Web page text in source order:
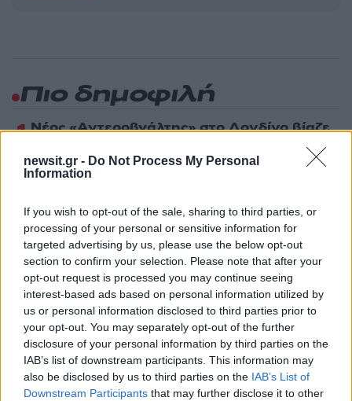
newsit.gr - Do Not Process My Personal
Information
If you wish to opt-out of the sale, sharing to third parties, or
processing of your personal or sensitive information for
targeted advertising by us, please use the below opt-out
section to confirm your selection. Please note that after your
opt-out request is processed you may continue seeing
interest-based ads based on personal information utilized by
us or personal information disclosed to third parties prior to
your opt-out. You may separately opt-out of the further
disclosure of your personal information by third parties on the
IAB’s list of downstream participants. This information may
also be disclosed by us to third parties on the IAB’s List of
Downstream Participants that may further disclose it to other
Πιο δημοφιλή
1 Νέος «Αντεροβγάλτης» στο Λονδίνο βίαζε
συλληφθεί και αφέθηκε ελεύθερος
2Με 40άρια κορυφώνεται το κύμα ζέστης -
και μέχρι πότε θα κρατήσουν τα μελτέμια
3«Ψήνονται» στα 40άρια δυτική και βόρεια
Ελλάδα – Ενισχυμένα μελτέμια έως 8
μποφόρ στο Αιγαίο μέχρι
Δεκαπενταύγουστο
4Ο Γιώργος Κούτσιας έκανε ντεμπούτο με
γκολ για τη Φαμαλικάο στην Πορτογαλία
5Ίση με 6 βόμβες Χιροσίμα η ενέργεια που
απελευθερώθηκε από τη mega fire σε
Αττική και Βοιωτία - Πώς κάηκε μέσα σε 2
βράδια το 55% της έκτασης